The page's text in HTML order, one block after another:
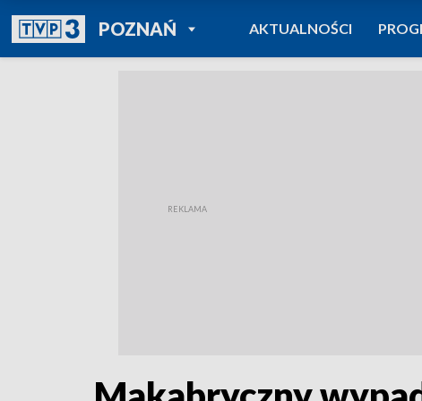
POZNAŃPOWRÓT DO
TVP REGIONY
AKTUALNOŚCI